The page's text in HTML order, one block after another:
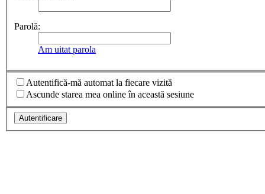
Parolă:
Am uitat parola
Autentifică-mă automat la fiecare vizită
Ascunde starea mea online în această sesiune